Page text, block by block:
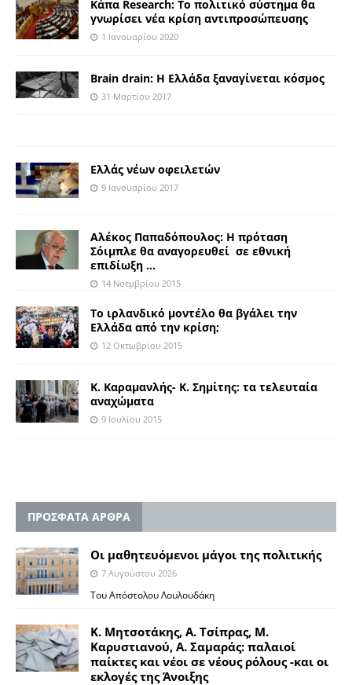
Kάπα Research: Το πολιτικό σύστημα θα
γνωρίσει νέα κρίση αντιπροσώπευσης
1 Ιανουαρίου 2020
Brain drain: Η Ελλάδα ξαναγίνεται κόσμος
31 Μαρτίου 2017
Ελλάς νέων οφειλετών
9 Ιανουαρίου 2017
Αλέκος Παπαδόπουλος: Η πρόταση
Σόιμπλε θα αναγορευθεί σε εθνική
επιδίωξη …
14 Νοεμβρίου 2015
Το ιρλανδικό μοντέλο θα βγάλει την
Ελλάδα από την κρίση;
12 Οκτωβρίου 2015
Κ. Καραμανλής- Κ. Σημίτης: τα τελευταία
αναχώματα
9 Ιουλίου 2015
ΠΡΟΣΦΑΤΑ ΑΡΘΡΑ
Οι μαθητευόμενοι μάγοι της πολιτικής
7 Αυγούστου 2026
Του Απόστολου Λουλουδάκη
Κ. Μητσοτάκης, Α. Τσίπρας, Μ.
Καρυστιανού, Α. Σαμαράς: παλαιοί
παίκτες και νέοι σε νέους ρόλους -και οι
εκλογές της Άνοιξης